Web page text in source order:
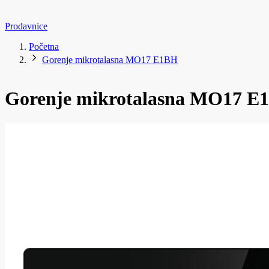
Prodavnice
Početna
Gorenje mikrotalasna MO17 E1BH
Gorenje mikrotalasna MO17